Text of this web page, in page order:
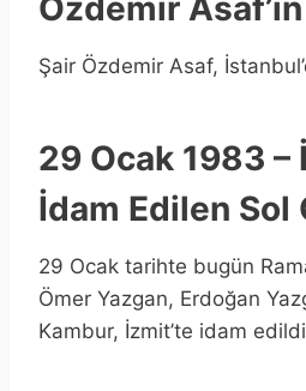
Özdemir
Şair Özdemir Asaf,
29 Ocak 1983 –
İdam Edilen Sol
29 Ocak tarihte bugün
Ömer Yazgan, Erdoğan
Kambur, İzmit’te idam